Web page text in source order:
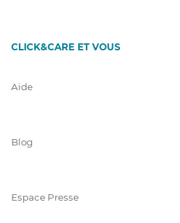
CLICK&CARE ET VOUS
Aide
Blog
Espace Presse